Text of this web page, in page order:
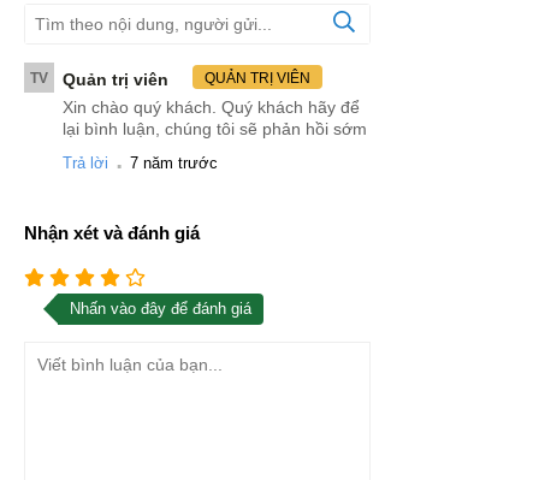
TV Quản trị viên QUẢN TRỊ VIÊN
Xin chào quý khách. Quý khách hãy để
lại bình luận, chúng tôi sẽ phản hồi sớm
Trả lời . 7 năm trước
Nhận xét và đánh giá
Nhấn vào đây để đánh giá